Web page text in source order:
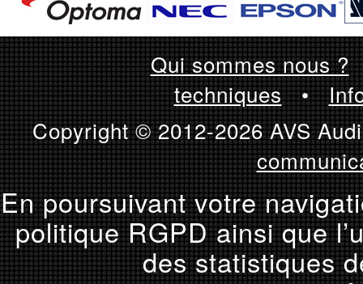
Qui sommes nous ?
techniques•
Copyright © 2012-2026 AVS
En poursuivant votre
politique RGPD ainsi que
des statistiques